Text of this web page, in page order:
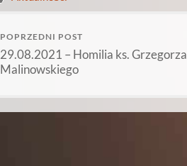
POPRZEDNI POST
29.08.2021 – Homilia ks. Grzegorza
Malinowskiego